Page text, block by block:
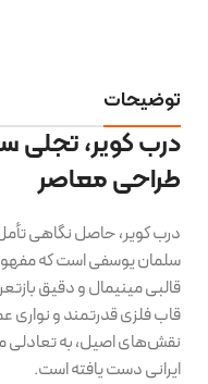
توضیحات
درب کویر، تجلی
طراحی معاصر
درب کویر، حاصل نگاهی
سلمان یوسفی است که
قالبی مینیمال و دقیق
قاب فلزی قدرتمند و نواری
نقش‌های اصیل، به تعادلی
ایرانی دست یافته است.